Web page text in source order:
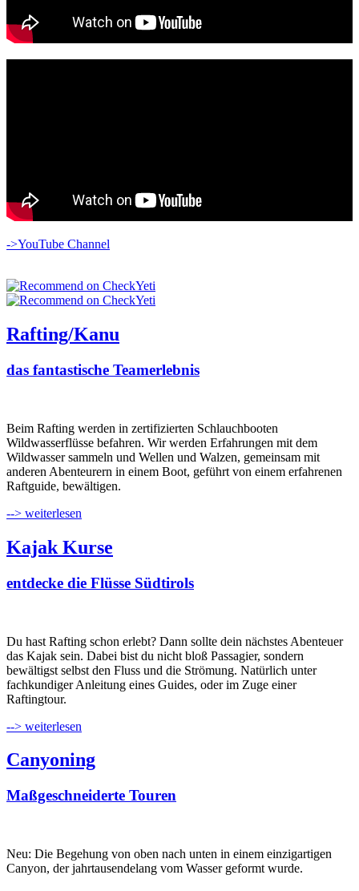
->YouTube Channel
Rafting/Kanu
das fantastische Teamerlebnis
Beim Rafting werden in zertifizierten Schlauchbooten
Wildwasserflüsse befahren. Wir werden Erfahrungen mit dem
Wildwasser sammeln und Wellen und Walzen, gemeinsam mit
anderen Abenteurern in einem Boot, geführt von einem erfahrenen
Raftguide, bewältigen.
--> weiterlesen
Kajak Kurse
entdecke die Flüsse Südtirols
Du hast Rafting schon erlebt? Dann sollte dein nächstes Abenteuer
das Kajak sein. Dabei bist du nicht bloß Passagier, sondern
bewältigst selbst den Fluss und die Strömung. Natürlich unter
fachkundiger Anleitung eines Guides, oder im Zuge einer
Raftingtour.
--> weiterlesen
Canyoning
Maßgeschneiderte Touren
Neu: Die Begehung von oben nach unten in einem einzigartigen
Canyon, der jahrtausendelang vom Wasser geformt wurde.